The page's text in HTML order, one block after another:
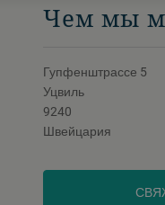
Чем мы
Гупфенштрассе 5
Уцвиль
9240
Швейцария